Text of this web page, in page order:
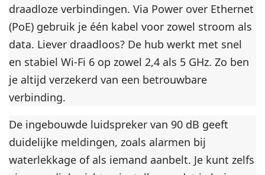
draadloze verbindingen. Via Power over Ethernet
(PoE) gebruik je één kabel voor zowel stroom als
data. Liever draadloos? De hub werkt met snel
en stabiel Wi-Fi 6 op zowel 2,4 als 5 GHz. Zo ben
je altijd verzekerd van een betrouwbare
verbinding.
De ingebouwde luidspreker van 90 dB geeft
duidelijke meldingen, zoals alarmen bij
waterlekkage of als iemand aanbelt. Je kunt zelfs